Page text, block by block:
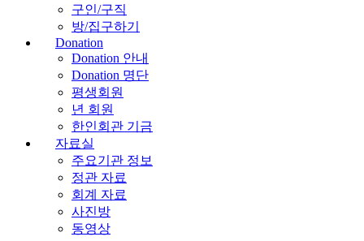
구인/구직
방/집구하기
Donation
Donation 안내
Donation 명단
평생회원
년 회원
한인회관 기금
자료실
주요기관 정보
정관 자료
회계 자료
사진방
동영상